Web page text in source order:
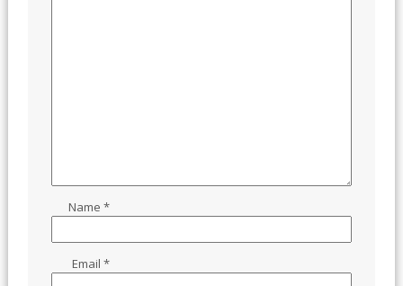
Name*
Email*